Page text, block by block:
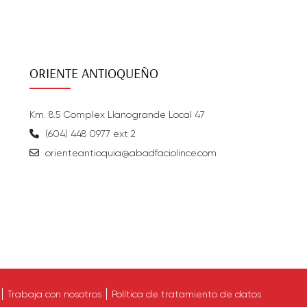
ORIENTE ANTIOQUEÑO
Km. 8.5 Complex Llanogrande Local 47
(604) 448 0977 ext 2
orienteantioquia@abadfaciolince.com
Trabaja con nosotros Política de tratamiento de datos